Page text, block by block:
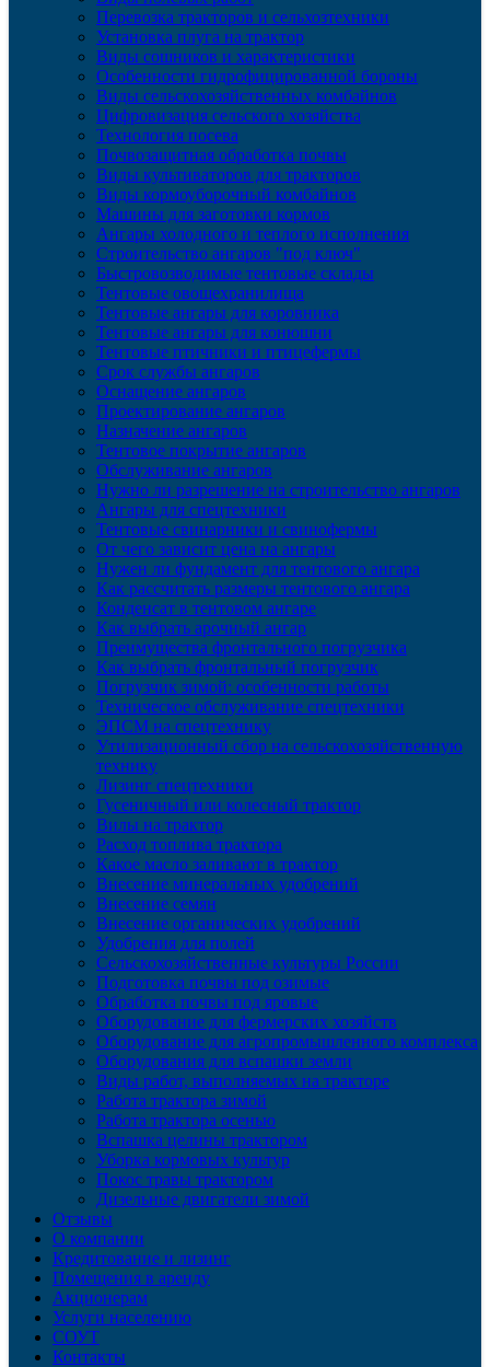
Перевозка тракторов и сельхозтехники
Установка плуга на трактор
Виды сошников и характеристики
Особенности гидрофицированной бороны
Виды сельскохозяйственных комбайнов
Цифровизация сельского хозяйства
Технология посева
Почвозащитная обработка почвы
Виды культиваторов для тракторов
Виды кормоуборочный комбайнов
Машины для заготовки кормов
Ангары холодного и теплого исполнения
Строительство ангаров "под ключ"
Быстровозводимые тентовые склады
Тентовые овощехранилища
Тентовые ангары для коровника
Тентовые ангары для конюшни
Тентовые птичники и птицефермы
Срок службы ангаров
Оснащение ангаров
Проектирование ангаров
Назначение ангаров
Тентовое покрытие ангаров
Обслуживание ангаров
Нужно ли разрешение на строительство ангаров
Ангары для спецтехники
Тентовые свинарники и свинофермы
От чего зависит цена на ангары
Нужен ли фундамент для тентового ангара
Как рассчитать размеры тентового ангара
Конденсат в тентовом ангаре
Как выбрать арочный ангар
Преимущества фронтального погрузчика
Как выбрать фронтальный погрузчик
Погрузчик зимой: особенности работы
Техническое обслуживание спецтехники
ЭПСМ на спецтехнику
Утилизационный сбор на сельскохозяйственную
технику
Лизинг спецтехники
Гусеничный или колесный трактор
Вилы на трактор
Расход топлива трактора
Какое масло заливают в трактор
Внесение минеральных удобрений
Внесение семян
Внесение органических удобрений
Удобрения для полей
Сельскохозяйственные культуры России
Подготовка почвы под озимые
Обработка почвы под яровые
Оборудование для фермерских хозяйств
Оборудование для агропромышленного комплекса
Оборудования для вспашки земли
Виды работ, выполняемых на тракторе
Работа трактора зимой
Работа трактора осенью
Вспашка целины трактором
Уборка кормовых культур
Покос травы трактором
Дизельные двигатели зимой
Отзывы
О компании
Кредитование и лизинг
Помещения в аренду
Акционерам
Услуги населению
СОУТ
Контакты